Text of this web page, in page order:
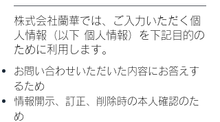
株式会社蘭華では、ご入力いただく個
人情報（以下 個人情報）を下記目的の
ために利用します。
お問い合わせいただいた内容にお答えす
るため
情報開示、訂正、削除時の本人確認のた
め